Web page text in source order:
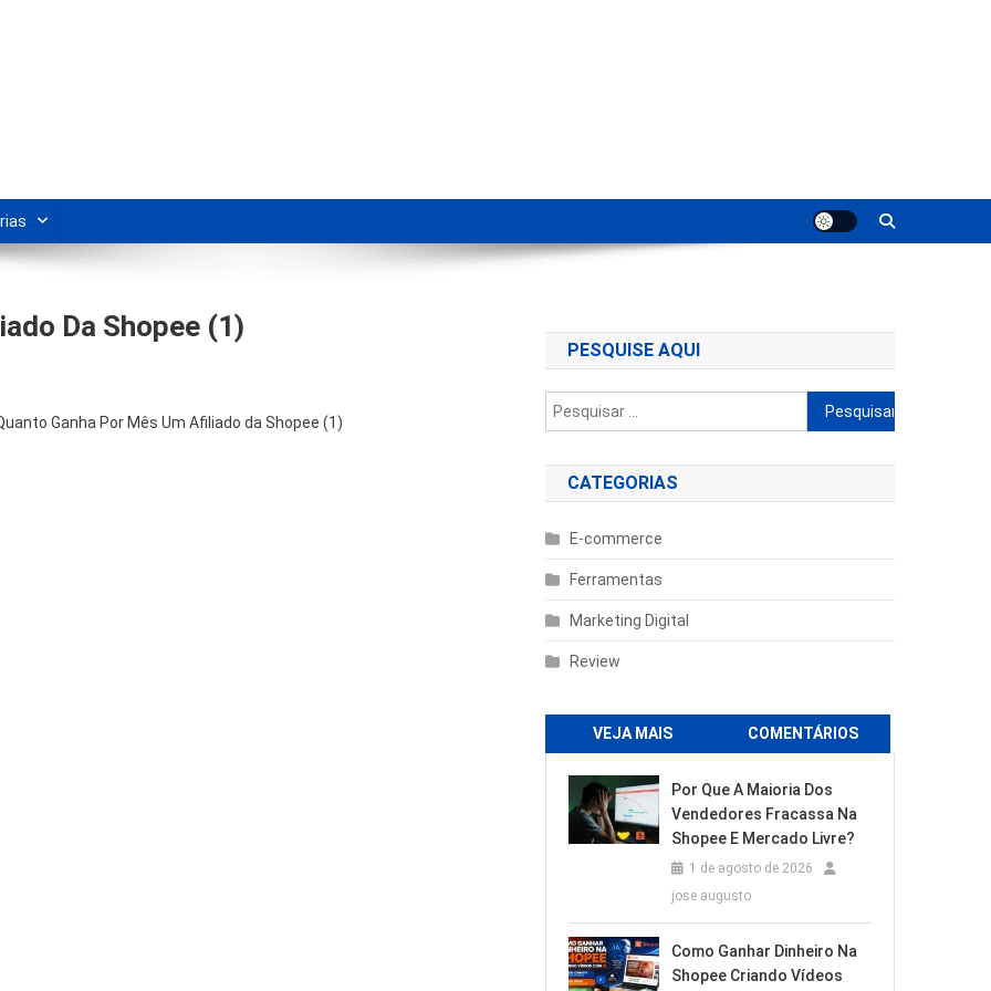
Da Shopee (1)
Ganha Por Mês Um Afiliado da Shopee (1)
PESQUISE AQUI
Pesquisar
por:
CATEGORIAS
E-commerce
Ferramentas
Marketing Digital
Review
VEJA MAIS COMENTÁRIOS
Por Que A Maioria Dos
Vendedores Fracassa Na
Shopee E Mercado Livre?
1 de agosto de 2026
jose augusto
Como Ganhar Dinheiro Na
Shopee Criando Vídeos